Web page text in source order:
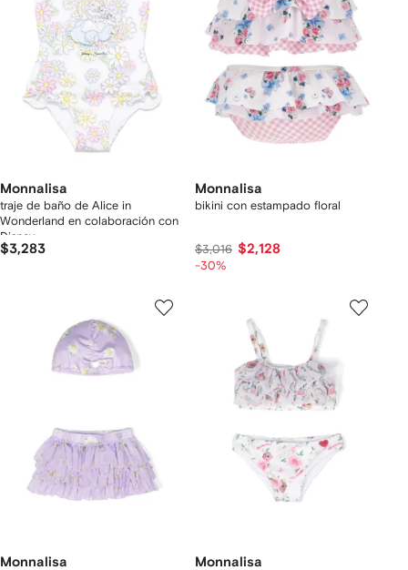
Monnalisa
traje de baño de Alice in
Wonderland en colaboración con
Disney
$3,283
Monnalisa
bikini con estampado floral
$3,016 $2,128
-30%
Monnalisa Monnalisa